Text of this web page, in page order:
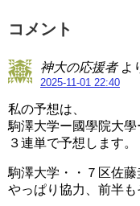
コメント
神大の応援者 よ
2025-11-01 22:40
私の予想は、
駒澤大学ー國學院大
３連単で予想します。
駒澤大学・・７区佐
やっぱり協力、前半も